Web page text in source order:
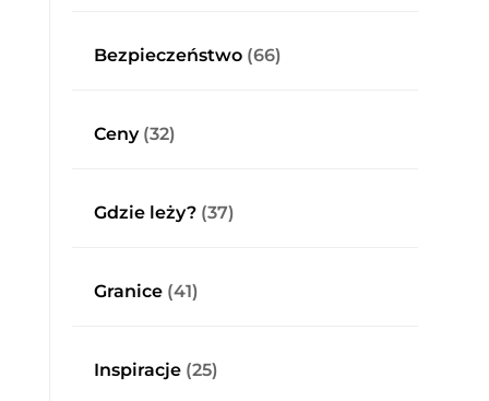
Bezpieczeństwo(66)
Ceny(32)
Gdzie leży?(37)
Granice(41)
Inspiracje(25)